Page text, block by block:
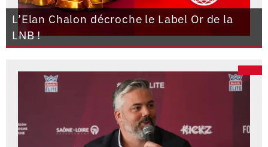
L’Elan Chalon décroche le Label Or de la
LNB !